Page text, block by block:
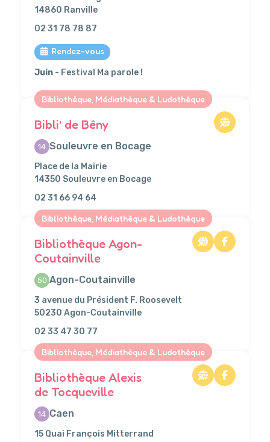
14860 Ranville
02 31 78 78 87
Rendez-vous
Juin - Festival Ma parole !
Bibliothèque, Médiathèque & Ludothèque
Bibli’ de Bény
14 Souleuvre en Bocage
Place de la Mairie
14350 Souleuvre en Bocage
02 31 66 94 64
Bibliothèque, Médiathèque & Ludothèque
Bibliothèque Agon-
Coutainville
50 Agon-Coutainville
3 avenue du Président F. Roosevelt
50230 Agon-Coutainville
02 33 47 30 77
Bibliothèque, Médiathèque & Ludothèque
Bibliothèque Alexis
de Tocqueville
14 Caen
15 Quai François Mitterrand